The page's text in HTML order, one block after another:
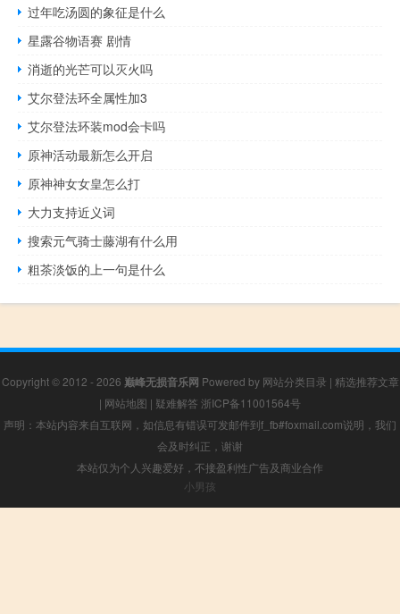
过年吃汤圆的象征是什么
星露谷物语赛 剧情
消逝的光芒可以灭火吗
艾尔登法环全属性加3
艾尔登法环装mod会卡吗
原神活动最新怎么开启
原神神女女皇怎么打
大力支持近义词
搜索元气骑士藤湖有什么用
粗茶淡饭的上一句是什么
Copyright © 2012 - 2026 巅峰无损音乐网 Powered by 网站分类目录 | 精选推荐文章
| 网站地图 | 疑难解答 浙ICP备11001564号
声明：本站内容来自互联网，如信息有错误可发邮件到f_fb#foxmail.com说明，我们
会及时纠正，谢谢
本站仅为个人兴趣爱好，不接盈利性广告及商业合作
小男孩